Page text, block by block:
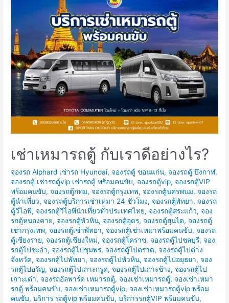
3
Mermaids
Café
คาเฟ่
นาง
เหงือก
พัทยา
ลม
วิว
Sunset
เช่าเหมารถตู้ กับเราดีอย่างไร?
จองรถ Alphard เช่ารถ Hyundai,จองรถตู้ ขอนแก่น,จองรถตู้ บึงกาฬ,
จองรถตู้ เช่ารถตู้vip เช่ารถตู้ พร้อมคนขับ,จองรถตู้vip,จองรถตู้VIP
พร้อมคนขับ,จองรถตู้กทม,จองรถตู้กรุงเทพ,จองรถตู้นครพนม,จองรถ
ตู้นำเที่ยว,จองรถตู้บริการเช่าเหมา 24 ชั่วโมง,จองรถตู้พัทยา,จองรถ
ตู้วีไอพี,จองรถตู้วีไอพีนำเที่ยวทั่วประเทศไทย,จองรถตู้สระแก้ว,จอง
รถตู้หนองคาย,จองรถตู้หัวหิน,จองรถตู้อุดร,จองรถตู้ฮุนได,จองรถตู้
เช่ากรุงเทพ,จองรถตู้เช่าพัทยา,จองรถตู้เช่าเหมาพร้อมคนขับ,จองรถ
ตู้เชียงราย,จองรถตู้เชียงใหม่,จองรถตู้โคราช,จองรถตู้ไปชลบุรี,จอง
รถตู้ไปชะอำ,จองรถตู้ไปชุมพร,จองรถตู้ไปตราด,จองรถตู้ไปต่าง
จังหวัด,จองรถตู้ไปพัทยา,จองรถตู้ไปหัวหิน,จองรถตู้ไปอยุธยา,จอง
รถตู้ไปอรัญ,จองรถตู้ไปเกาะกรูด,จองรถตู้ไปเกาะช้าง,จองรถตู้ไป
เกาะเต่า,จองรถอัลพาร์ด เหมารถตู้,จองเช่าเหมารถตู้,จองเช่าเหมา
รถตู้ พร้อมคนขับ,จองเช่าเหมารถตู้vip,จองเช่าเหมารถตู้vip พร้อม
คนขับ,บริการ รถตู้vip พร้อมคนขับ,บริการรถตู้VIP พร้อมคนขับ,